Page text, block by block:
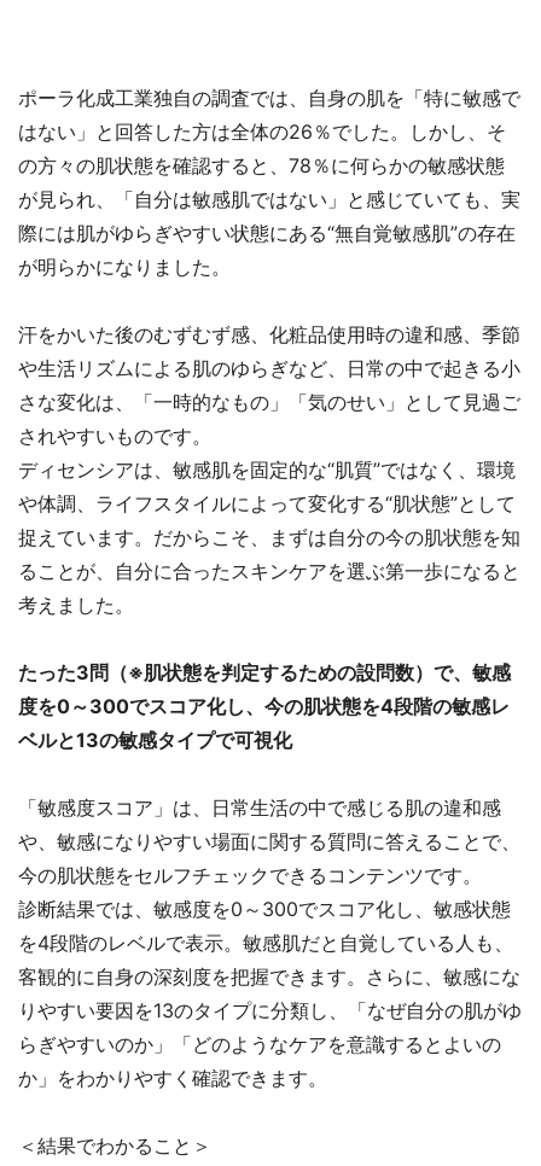
ポーラ化成工業独自の調査では、自身の肌を「特に敏感で
はない」と回答した方は全体の26％でした。しかし、そ
の方々の肌状態を確認すると、78％に何らかの敏感状態
が見られ、「自分は敏感肌ではない」と感じていても、実
際には肌がゆらぎやすい状態にある“無自覚敏感肌”の存在
が明らかになりました。
汗をかいた後のむずむず感、化粧品使用時の違和感、季節
や生活リズムによる肌のゆらぎなど、日常の中で起きる小
さな変化は、「一時的なもの」「気のせい」として見過ご
されやすいものです。
ディセンシアは、敏感肌を固定的な“肌質”ではなく、環境
や体調、ライフスタイルによって変化する“肌状態”として
捉えています。だからこそ、まずは自分の今の肌状態を知
ることが、自分に合ったスキンケアを選ぶ第一歩になると
考えました。
たった3問（※肌状態を判定するための設問数）で、敏感
度を0～300でスコア化し、今の肌状態を4段階の敏感レ
ベルと13の敏感タイプで可視化
「敏感度スコア」は、日常生活の中で感じる肌の違和感
や、敏感になりやすい場面に関する質問に答えることで、
今の肌状態をセルフチェックできるコンテンツです。
診断結果では、敏感度を0～300でスコア化し、敏感状態
を4段階のレベルで表示。敏感肌だと自覚している人も、
客観的に自身の深刻度を把握できます。さらに、敏感にな
りやすい要因を13のタイプに分類し、「なぜ自分の肌がゆ
らぎやすいのか」「どのようなケアを意識するとよいの
か」をわかりやすく確認できます。
＜結果でわかること＞